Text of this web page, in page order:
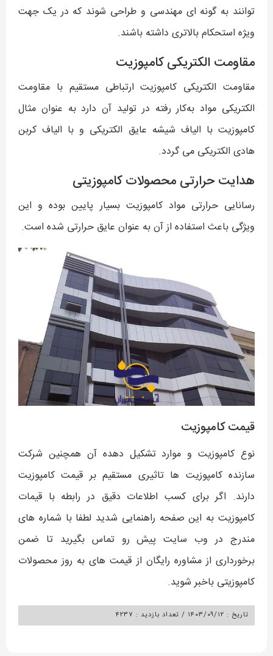
توانند به گونه ای مهندسی و طراحی شوند که در یک جهت
ویژه استحکام بالاتری داشته باشند.
مقاومت الکتریکی کامپوزیت
مقاومت الکتریکی کامپوزیت ارتباطی مستقیم با مقاومت
الکتریکی مواد به‌کار رفته در تولید آن دارد به عنوان مثال
کامپوزیت با الیاف شیشه عایق الکتریکی و با الیاف کربن
هادی الکتریکی می گردد.
هدایت حرارتی محصولات کامپوزیتی
رسانایی حرارتی مواد کامپوزیت بسیار پایین بوده و این
ویژگی باعث استفاده از آن به عنوان عایق حرارتی شده است.
قیمت کامپوزیت
نوع کامپوزیت و موارد تشکیل دهده آن همچنین شرکت
سازنده کامپوزیت ها تاثیری مستقیم بر قیمت کامپوزیت
دارند. اگر برای کسب اطلاعات دقیق در رابطه با قیمات
کامپوزیت به این صفحه راهنمایی شدید لطفا با شماره های
مندرج در وب سایت پیش رو تماس بگیرید تا ضمن
برخورداری از مشاوره رایگان از قیمت های به روز محصولات
کامپوزیتی باخبر شوید.
تاریخ : ۱۴۰۳/۰۹/۱۲ / تعداد بازدید : ۴۲۳۷